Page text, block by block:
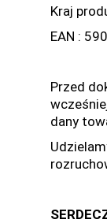
Kraj
EAN :
Przed
dany